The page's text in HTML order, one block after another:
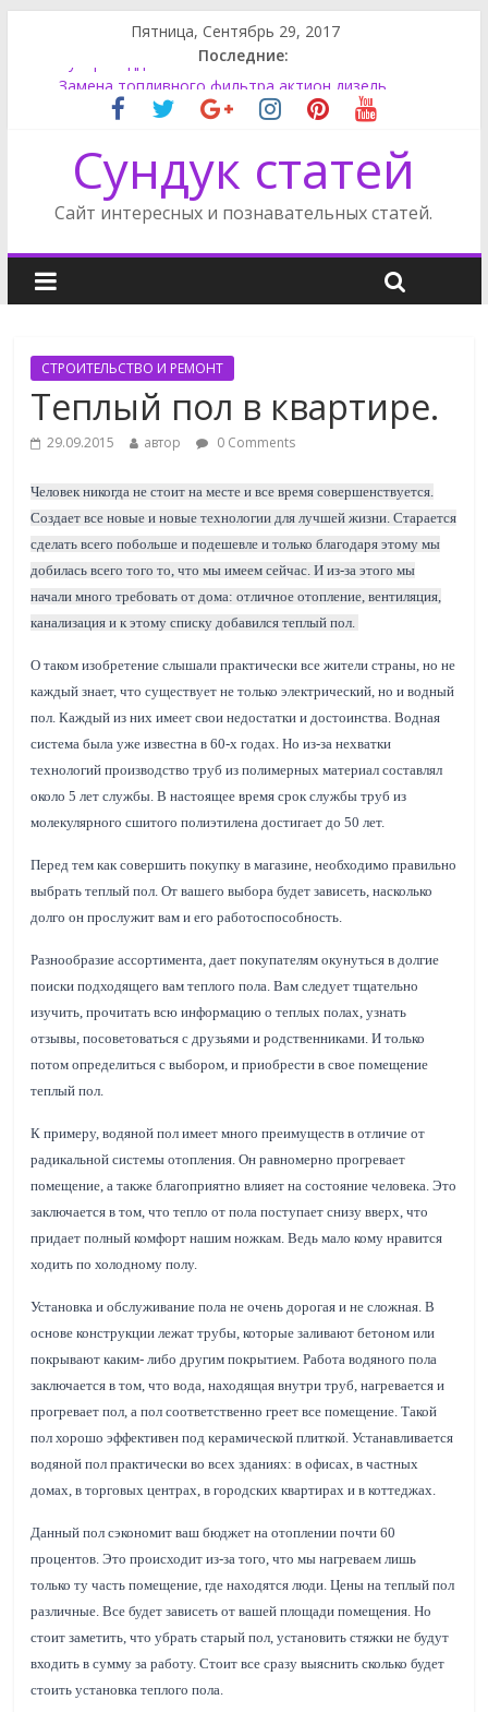
Пятница, Сентябрь 29, 2017
Последние:
Супер моддинг пк в стимпанк стиле
Замена топливного фильтра актион дизель
Как поменять лампу ближнего света на Фокусе 3
Как снять обшивку двери на Фриландер 2
Сузуки SX4 задний фонарь
Сундук статей
Сайт интересных и познавательных статей.
СТРОИТЕЛЬСТВО И РЕМОНТ
Теплый пол в квартире.
29.09.2015 автор 0 Comments
Человек никогда не стоит на месте и все время совершенствуется.
Создает все новые и новые технологии для лучшей жизни. Старается
сделать всего побольше и подешевле и только благодаря этому мы
добилась всего того то, что мы имеем сейчас. И из-за этого мы
начали много требовать от дома: отличное отопление, вентиляция,
канализация и к этому списку добавился теплый пол.
О таком изобретение слышали практически все жители страны, но не
каждый знает, что существует не только электрический, но и водный
пол. Каждый из них имеет свои недостатки и достоинства. Водная
система была уже известна в 60-х годах. Но из-за нехватки
технологий производство труб из полимерных материал составлял
около 5 лет службы. В настоящее время срок службы труб из
молекулярного сшитого полиэтилена достигает до 50 лет.
Перед тем как совершить покупку в магазине, необходимо правильно
выбрать теплый пол. От вашего выбора будет зависеть, насколько
долго он прослужит вам и его работоспособность.
Разнообразие ассортимента, дает покупателям окунуться в долгие
поиски подходящего вам теплого пола. Вам следует тщательно
изучить, прочитать всю информацию о теплых полах, узнать
отзывы, посоветоваться с друзьями и родственниками. И только
потом определиться с выбором, и приобрести в свое помещение
теплый пол.
К примеру, водяной пол имеет много преимуществ в отличие от
радикальной системы отопления. Он равномерно прогревает
помещение, а также благоприятно влияет на состояние человека. Это
заключается в том, что тепло от пола поступает снизу вверх, что
придает полный комфорт нашим ножкам. Ведь мало кому нравится
ходить по холодному полу.
Установка и обслуживание пола не очень дорогая и не сложная. В
основе конструкции лежат трубы, которые заливают бетоном или
покрывают каким- либо другим покрытием. Работа водяного пола
заключается в том, что вода, находящая внутри труб, нагревается и
прогревает пол, а пол соответственно греет все помещение. Такой
пол хорошо эффективен под керамической плиткой. Устанавливается
водяной пол практически во всех зданиях: в офисах, в частных
домах, в торговых центрах, в городских квартирах и в коттеджах.
Данный пол сэкономит ваш бюджет на отоплении почти 60
процентов. Это происходит из-за того, что мы нагреваем лишь
только ту часть помещение, где находятся люди. Цены на теплый пол
различные. Все будет зависеть от вашей площади помещения. Но
стоит заметить, что убрать старый пол, установить стяжки не будут
входить в сумму за работу. Стоит все сразу выяснить сколько будет
стоить установка теплого пола.